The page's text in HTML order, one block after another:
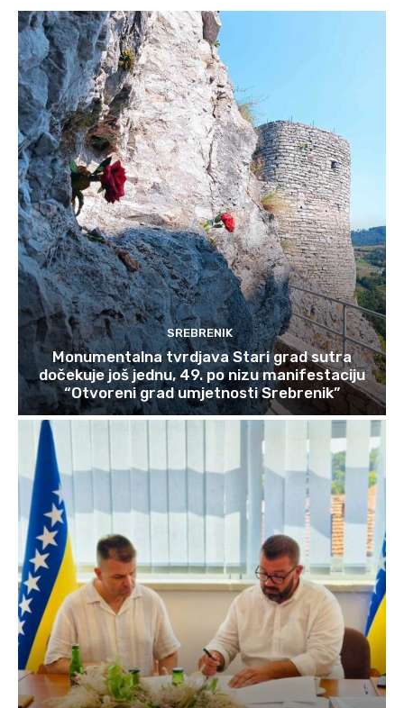
SREBRENIK
Monumentalna tvrdjava Stari grad sutra
dočekuje još jednu, 49. po nizu manifestaciju
“Otvoreni grad umjetnosti Srebrenik”